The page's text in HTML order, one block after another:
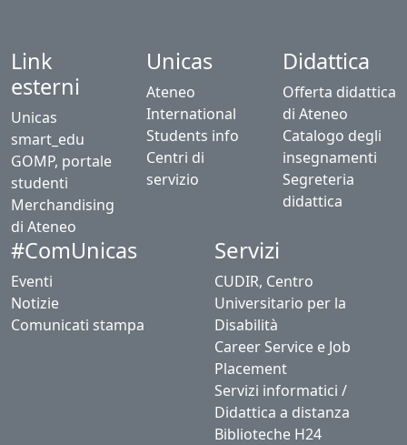
Link
esterni
Unicas
smart_edu
GOMP, portale
studenti
Merchandising
di Ateneo
Unicas
Ateneo
International
Students info
Centri di
servizio
Didattica
Offerta didattica
di Ateneo
Catalogo degli
insegnamenti
Segreteria
didattica
#ComUnicas
Eventi
Notizie
Comunicati stampa
Servizi
CUDIR, Centro
Universitario per la
Disabilità
Career Service e Job
Placement
Servizi informatici /
Didattica a distanza
Biblioteche H24